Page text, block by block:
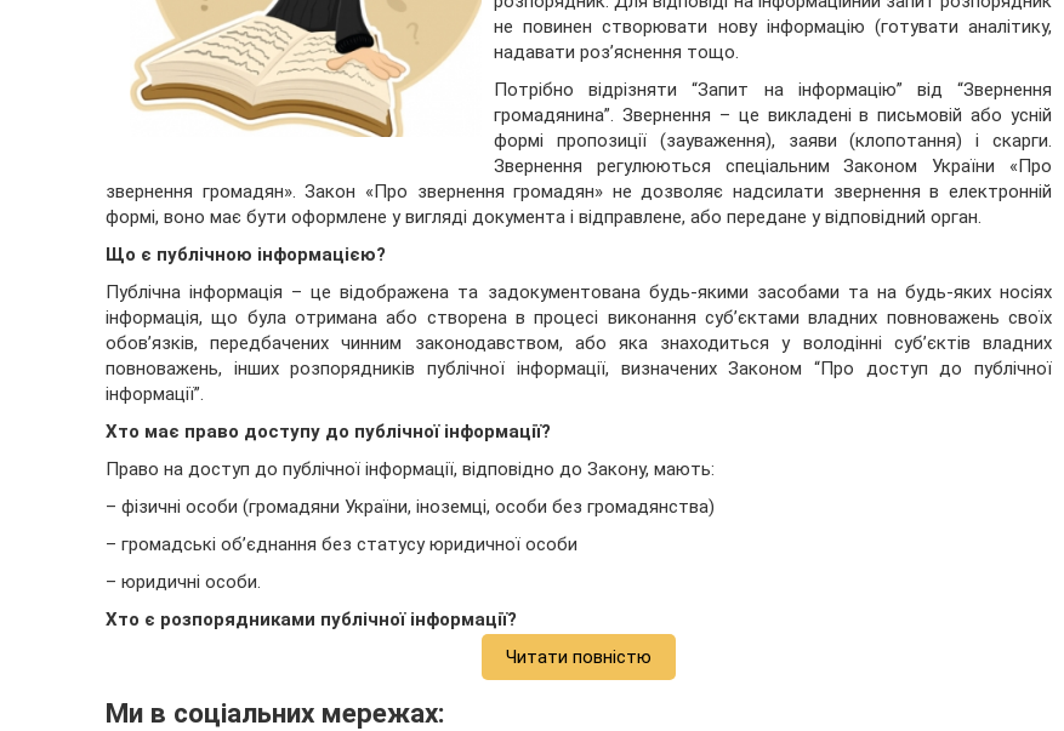
не повинен створювати нову інформацію (готувати аналітику,
надавати роз’яснення тощо.
Потрібно відрізняти “Запит на інформацію” від “Звернення
громадянина”. Звернення – це викладені в письмовій або усній
формі пропозиції (зауваження), заяви (клопотання) і скарги.
Звернення регулюються спеціальним Законом України «Про
звернення громадян». Закон «Про звернення громадян» не дозволяє надсилати звернення в електронній
формі, воно має бути оформлене у вигляді документа і відправлене, або передане у відповідний орган.
Що є публічною інформацією?
Публічна інформація – це відображена та задокументована будь-якими засобами та на будь-яких носіях
інформація, що була отримана або створена в процесі виконання суб’єктами владних повноважень своїх
обов’язків, передбачених чинним законодавством, або яка знаходиться у володінні суб’єктів владних
повноважень, інших розпорядників публічної інформації, визначених Законом “Про доступ до публічної
інформації”.
Хто має право доступу до публічної інформації?
Право на доступ до публічної інформації, відповідно до Закону, мають:
– фізичні особи (громадяни України, іноземці, особи без громадянства)
– громадські об’єднання без статусу юридичної особи
– юридичні особи.
Хто є розпорядниками публічної інформації?
Читати повністю
Ми в соціальних мережах: